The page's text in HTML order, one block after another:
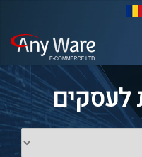
לעסקים